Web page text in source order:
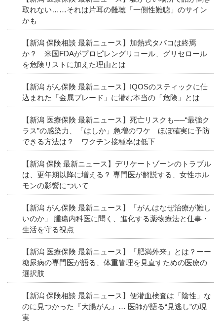
取れない……それは片耳の難聴「一側性難聴」のサイン
かも
【新潟 保険相談 最新ニュース】加熱式タバコは終焉
か？ 米国FDAがプロピレングリコール、グリセロール
を危険リストに加えた理由とは
【新潟 がん保険 最新ニュース】IQOSのスティックに仕
込まれた「金属ブレード」に潜む本当の「危険」とは
【新潟 医療保険 最新ニュース】死亡リスクも──“最強ク
ラス”の感染力、「はしか」急増のワケ ほぼ確実に予防
できる方法は？ ワクチン接種率は低下
【新潟 保険 最新ニュース】デリケートゾーンのトラブル
は、更年期以降に増える？ 専門医が解説する、女性ホル
モンの影響について
【新潟 がん保険 最新ニュース】「がんはなぜ治療が難し
いのか」 腫瘍内科医に聞く、進化する薬物療法と仕事・
生活を守る視点
【新潟 医療保険 最新ニュース】「肥満外来」とは？ーー
糖尿病の専門医が語る、体重管理を見直すための医療の
選択肢
【新潟 保険相談 最新ニュース】便潜血検査は「陰性」な
のに見つかった『大腸がん』… 医師が語る“見逃し”の現
実